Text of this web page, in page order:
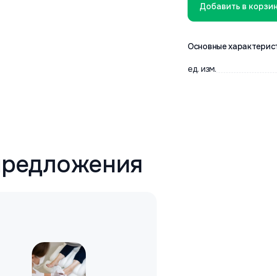
Добавить в
Основные
ед. изм.